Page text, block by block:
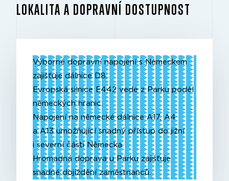
LOKALITA A DOPRAVNÍ DOSTUPNOST
Výborné dopravní napojení s Německem
zajišťuje dálnice D8.
Evropská silnice E442 vede z Parku podél
německých hranic.
Napojení na německé dálnice A17, A4
a A13 umožňující snadný přístup do jižní
i severní části Německa.
Hromadná doprava u Parku zajišťuje
snadné dojíždění zaměstnanců.